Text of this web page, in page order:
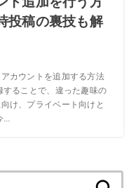
投稿の裏技も解
カウントを追加する方法
ることで、違った趣味の
け、プライベート向けと